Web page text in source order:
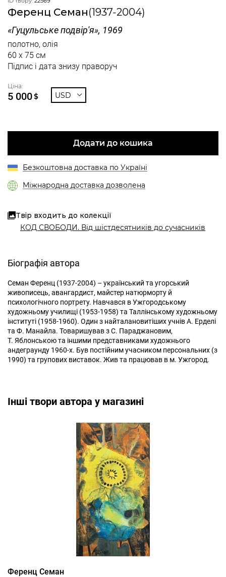
Ференц Семан(1937-2004)
«Гуцульське подвір'я», 1969
полотно, олія
60 x 75 см
Підпис і дата знизу праворуч
Ціна:
5 000$ USD
Додати до кошика
Безкоштовна доставка по Україні
Міжнародна доставка дозволена
Твір входить до колекції
КОД СВОБОДИ. Від шістдесятників до сучасників
Біографія автора
Семан Ференц (1937-2004) – український та угорський
живописець, авангардист, майстер натюрморту й
психологічного портрету. Навчався в Ужгородському
художньому училищі (1953-1958) та Таллінському художньому
інституті (1958-1960). Один з найталановитіших учнів А. Ерделі
та Ф. Манайла. Товаришував з С. Параджановим,
Т. Яблонською та іншими представниками художнього
андеграунду 1960-х. Був постійним учасником персональних (з
1990) та групових виставок. Жив та працював в м. Ужгород.
Інші твори автора у магазині
Ференц Семан